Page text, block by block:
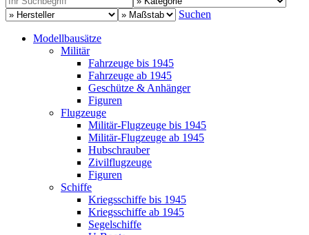
Suchen
Modellbausätze
Militär
Fahrzeuge bis 1945
Fahrzeuge ab 1945
Geschütze & Anhänger
Figuren
Flugzeuge
Militär-Flugzeuge bis 1945
Militär-Flugzeuge ab 1945
Hubschrauber
Zivilflugzeuge
Figuren
Schiffe
Kriegsschiffe bis 1945
Kriegsschiffe ab 1945
Segelschiffe